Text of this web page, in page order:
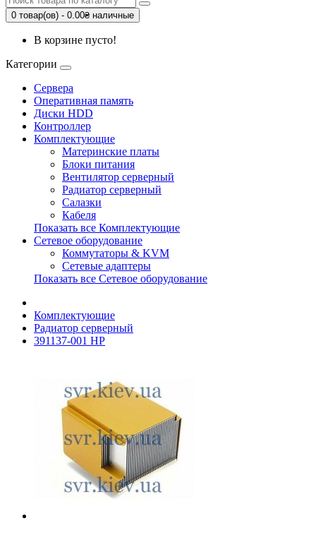
0 товар(ов) - 0.00₴ наличные
В корзине пусто!
Категории
Сервера
Оперативная память
Диски HDD
Контроллер
Комплектующие
Материнские платы
Блоки питания
Вентилятор серверный
Радиатор серверный
Салазки
Кабеля
Показать все Комплектующие
Сетевое оборудование
Коммутаторы & KVM
Сетевые адаптеры
Показать все Сетевое оборудование
Комплектующие
Радиатор серверный
391137-001 HP